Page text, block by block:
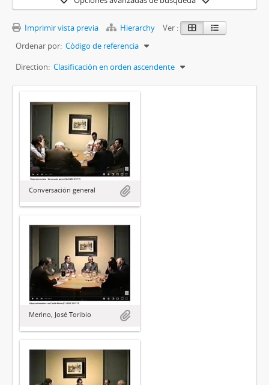
Imprimir vista previa Hierarchy
Ver :
Ordenar por: Código de referencia
Direction: Clasificación en orden ascendente
Conversación general
Merino, José Toribio